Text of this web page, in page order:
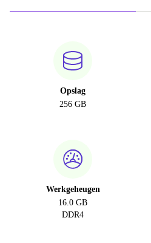
Opslag
256 GB
Werkgeheugen
16.0 GB
DDR4